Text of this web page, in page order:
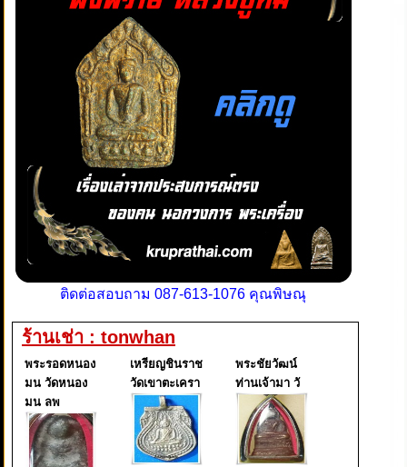
ติดต่อสอบถาม 087-613-1076 คุณพิษณุ
ร้านเช่า : tonwhan
พระรอดหนอง
มน วัดหนอง
มน ลพ
เหรียญชินราช
วัดเขาตะเครา
พระชัยวัฒน์
ท่านเจ้ามา วั